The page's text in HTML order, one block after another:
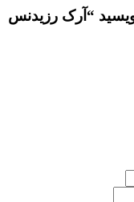
“آرک رزیدنس